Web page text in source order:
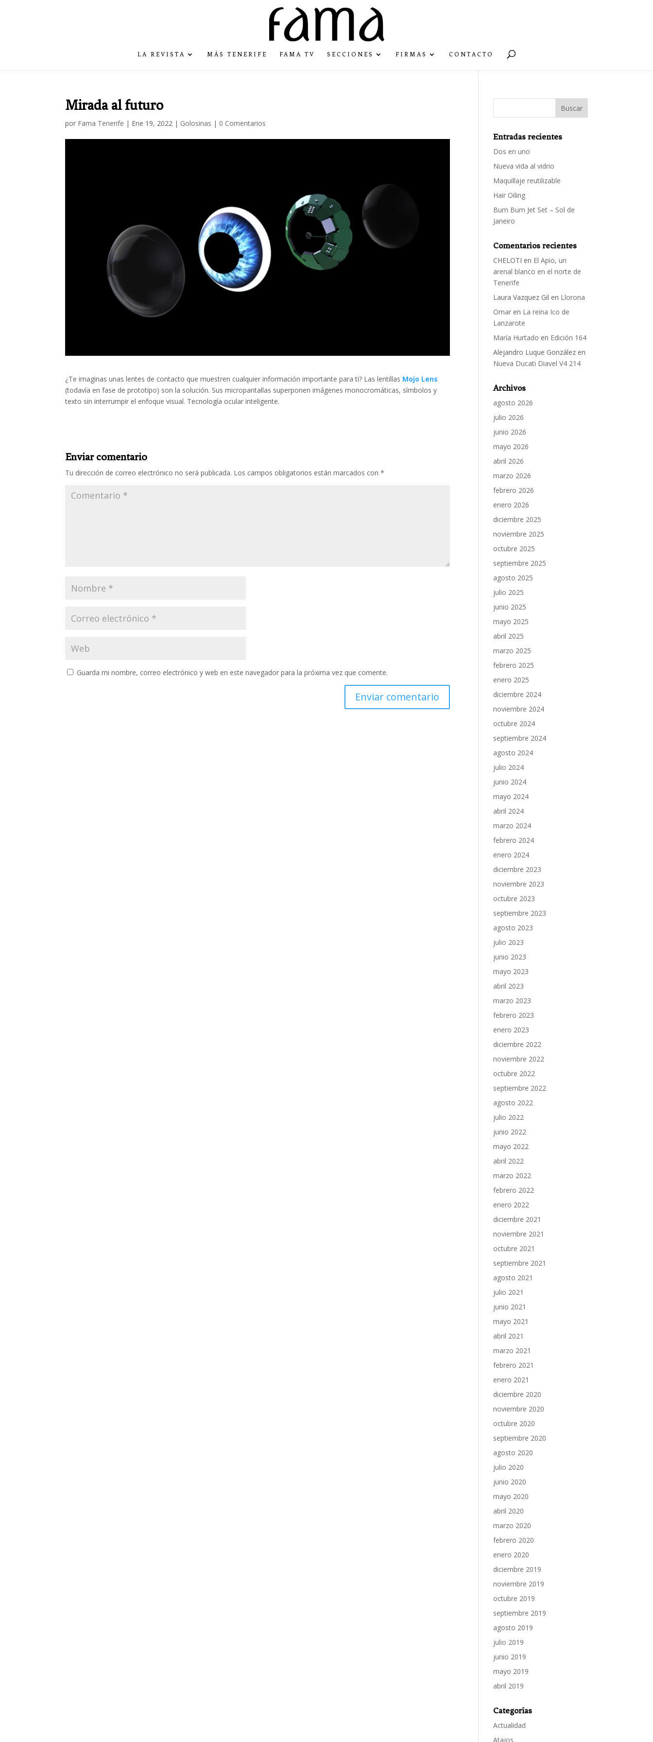
LA REVISTA MÁS TENERIFE FAMA TV SECCIONES FIRMAS CONTACTO
Mirada al futuro
por Fama Tenerife | Ene 19, 2022 | Golosinas | 0 Comentarios
¿Te imaginas unas lentes de contacto que muestren cualquier información importante para ti? Las lentillas Mojo Lens
(todavía en fase de prototipo) son la solución. Sus micropantallas superponen imágenes monocromáticas, símbolos y
texto sin interrumpir el enfoque visual. Tecnología ocular inteligente.
Enviar comentario
Tu dirección de correo electrónico no será publicada. Los campos obligatorios están marcados con*
Guarda mi nombre, correo electrónico y web en este navegador para la próxima vez que comente.
Entradas recientes
Dos en uno
Nueva vida al vidrio
Maquillaje reutilizable
Hair Oiling
Bum Bum Jet Set – Sol de
Janeiro
Comentarios recientes
CHELOTI en El Apio, un
arenal blanco en el norte de
Tenerife
Laura Vazquez Gil en Llorona
Omar en La reina Ico de
Lanzarote
María Hurtado en Edición 164
Alejandro Luque González en
Nueva Ducati Diavel V4 214
Archivos
agosto 2026
julio 2026
junio 2026
mayo 2026
abril 2026
marzo 2026
febrero 2026
enero 2026
diciembre 2025
noviembre 2025
octubre 2025
septiembre 2025
agosto 2025
julio 2025
junio 2025
mayo 2025
abril 2025
marzo 2025
febrero 2025
enero 2025
diciembre 2024
noviembre 2024
octubre 2024
septiembre 2024
agosto 2024
julio 2024
junio 2024
mayo 2024
abril 2024
marzo 2024
febrero 2024
enero 2024
diciembre 2023
noviembre 2023
octubre 2023
septiembre 2023
agosto 2023
julio 2023
junio 2023
mayo 2023
abril 2023
marzo 2023
febrero 2023
enero 2023
diciembre 2022
noviembre 2022
octubre 2022
septiembre 2022
agosto 2022
julio 2022
junio 2022
mayo 2022
abril 2022
marzo 2022
febrero 2022
enero 2022
diciembre 2021
noviembre 2021
octubre 2021
septiembre 2021
agosto 2021
julio 2021
junio 2021
mayo 2021
abril 2021
marzo 2021
febrero 2021
enero 2021
diciembre 2020
noviembre 2020
octubre 2020
septiembre 2020
agosto 2020
julio 2020
junio 2020
mayo 2020
abril 2020
marzo 2020
febrero 2020
enero 2020
diciembre 2019
noviembre 2019
octubre 2019
septiembre 2019
agosto 2019
julio 2019
junio 2019
mayo 2019
abril 2019
Categorías
Actualidad
Atajos